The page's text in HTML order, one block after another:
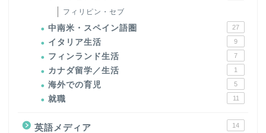
フィリピン・セブ
中南米・スペイン語圏 27
イタリア生活 9
フィンランド生活 7
カナダ留学／生活 1
海外での育児 5
就職 11
英語メディア 14